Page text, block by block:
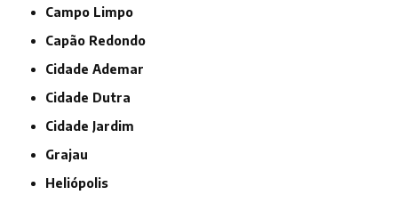
Campo Limpo
Capão Redondo
Cidade Ademar
Cidade Dutra
Cidade Jardim
Grajau
Heliópolis